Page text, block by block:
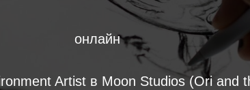
онлайн
Artist в Moon Studios (Ori and